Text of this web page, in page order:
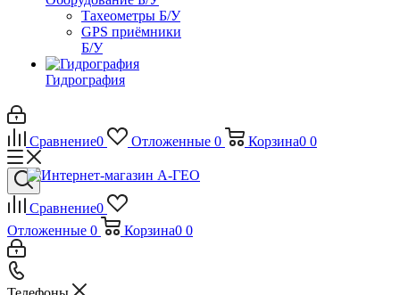
Тахеометры Б/У
GPS приёмники
Б/У
Гидрография
Сравнение0 Отложенные 0 Корзина0 0
Сравнение0
Отложенные 0 Корзина0 0